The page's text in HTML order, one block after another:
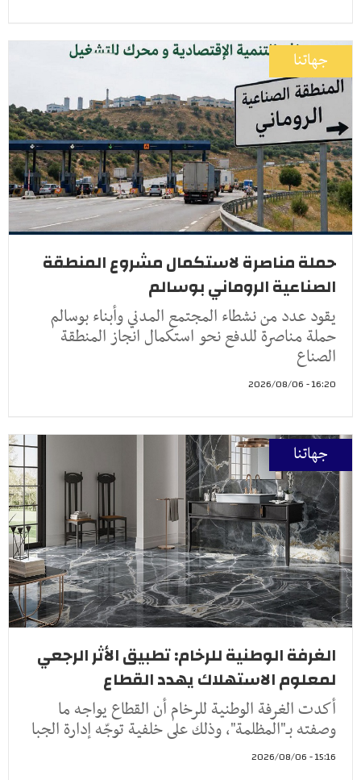
جهاتنا
حملة مناصرة لاستكمال مشروع المنطقة
الصناعية الروماني بوسالم
يقود عدد من نشطاء المجتمع المدني وأبناء بوسالم
حملة مناصرة للدفع نحو استكمال انجاز المنطقة
الصناع
16:20 - 2026/08/06
جهاتنا
الغرفة الوطنية للرخام: تطبيق الأثر الرجعي
لمعلوم الاستهلاك يهدد القطاع
أكدت الغرفة الوطنية للرخام أن القطاع يواجه ما
وصفته بـ"المظلمة"، وذلك على خلفية توجّه إدارة الجبا
15:16 - 2026/08/06